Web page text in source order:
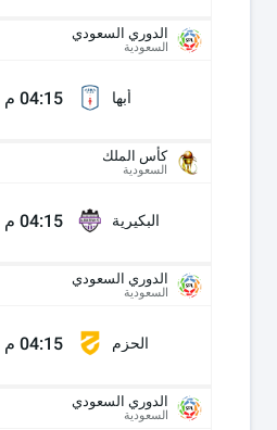
الدوري السعودي
السعودية
أبها 04:15 م
كأس الملك
السعودية
البكيرية 04:15 م
الدوري السعودي
السعودية
الحزم 04:15 م
الدوري السعودي
السعودية